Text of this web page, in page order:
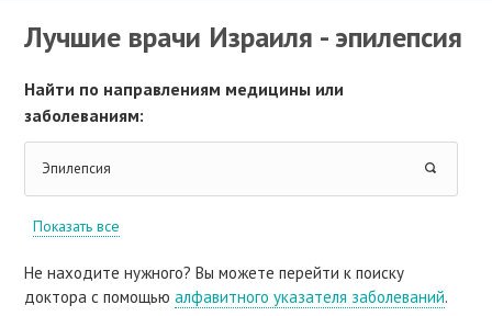
Лучшие врачи Израиля - эпилепсия
Найти по направлениям медицины или
заболеваниям:
Эпилепсия
Показать все
Не находите нужного? Вы можете перейти к поиску
доктора с помощьюалфавитного указателя заболеваний.